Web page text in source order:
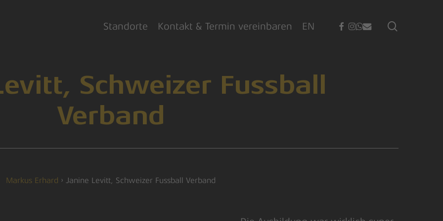
Standorte Kontakt & Termin vereinbaren EN facebook
instagram
whatsapp
email
Schweizer Fussball
Verband
Markus Erhard › Janine Levitt, Schweizer Fussball Verband